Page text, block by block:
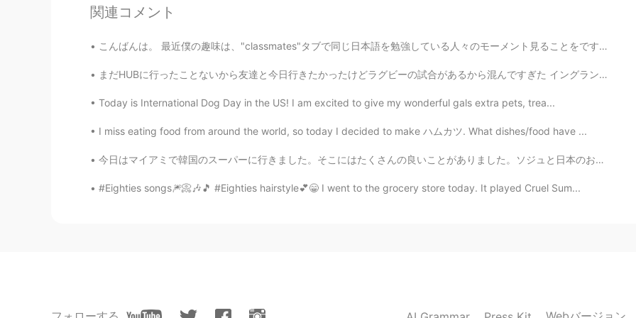
(19-28歳だけ人お願いします！)
(19-28歳だけor 19-28歳の人だけお願いします！)
JP EN
ネモフィラも空も写真も綺麗！
Ryusuke 2019.05.07 14:53
JP EN
関連コメント
こんばんは。 最近僕の趣味は、"classmates"タブで同じ日本語を勉強している人々のモーメント見ることをです。 それは楽しいですが、僕が分からないくらい上手に日本文章を書いているのをみると...
まだHUBに行ったことないから友達と今日行きたかったけどラグビーの試合があるから混んですぎた イングランド人なのに試合があるのを知らなかった😂 またラグビーがないときにHUBに行く、イギリスの酒...
Today is International Dog Day in the US! I am excited to give my wonderful gals extra pets, trea...
I miss eating food from around the world, so today I decided to make ハムカツ. What dishes/food have ...
今日はマイアミで韓国のスーパーに行きました。そこにはたくさんの良いことがありました。ソジュと日本のお酒はたくさんありました！たこ焼きを作るための材料とマポトフとラメンと日本のお菓子もありました。...
#Eighties songs🎆📀🎶🎵 #Eighties hairstyle💕😁 I went to the grocery store today. It played Cruel Sum...